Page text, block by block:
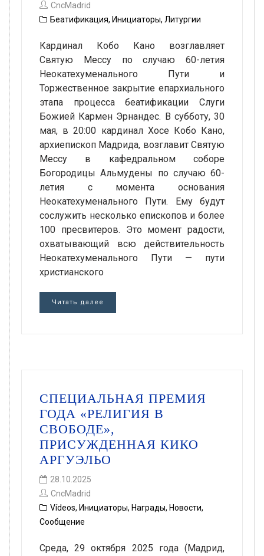
CncMadrid
Беатификация, Инициаторы, Литургии
Кардинал Кобо Кано возглавляет
Святую Мессу по случаю 60-летия
Неокатехуменального Пути и
Торжественное закрытие епархиального
этапа процесса беатификации Слуги
Божией Кармен Эрнандес. В субботу, 30
мая, в 20:00 кардинал Хосе Кобо Кано,
архиепископ Мадрида, возглавит Святую
Мессу в кафедральном соборе
Богородицы Альмудены по случаю 60-
летия с момента основания
Неокатехуменального Пути. Ему будут
сослужить несколько епископов и более
100 пресвитеров. Это момент радости,
охватывающий всю действительность
Неокатехуменального Пути — пути
христианского
Читать далее
СПЕЦИАЛЬНАЯ ПРЕМИЯ
ГОДА «РЕЛИГИЯ В
СВОБОДЕ»,
ПРИСУЖДЕННАЯ КИКО
АРГУЭЛЬО
28.10.2025
CncMadrid
Vídeos, Инициаторы, Награды, Новости,
Сообщение
Среда, 29 октября 2025 года (Мадрид,